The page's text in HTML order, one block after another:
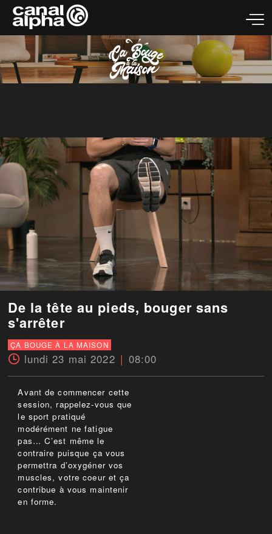
De la tête au pieds, bouger sans
s'arrêter
ÇA BOUGE À LA MAISON
lundi 23 mai 2022 08:00
Avant de commencer cette
session, rappelez-vous que
le sport pratiqué
modérément ne fatigue
pas… C’est même le
contraire puisque ça vous
permettra d’oxygéner vos
muscles, votre coeur et ça
contribue à vous maintenir
en forme.